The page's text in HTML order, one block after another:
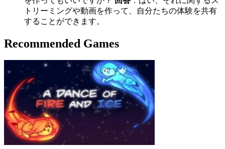
トリーミングや動画を作って、自分たちの体験を共有
することができます。
Recommended Games